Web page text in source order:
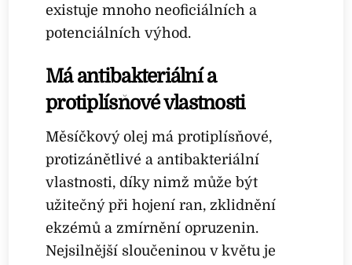
existuje mnoho neoficiálních a
potenciálních výhod.
Má antibakteriální a
protiplísňové vlastnosti
Měsíčkový olej má protiplísňové,
protizánětlivé a antibakteriální
vlastnosti, díky nimž může být
užitečný při hojení ran, zklidnění
ekzémů a zmírnění opruzenin.
Nejsilnější sloučeninou v květu je